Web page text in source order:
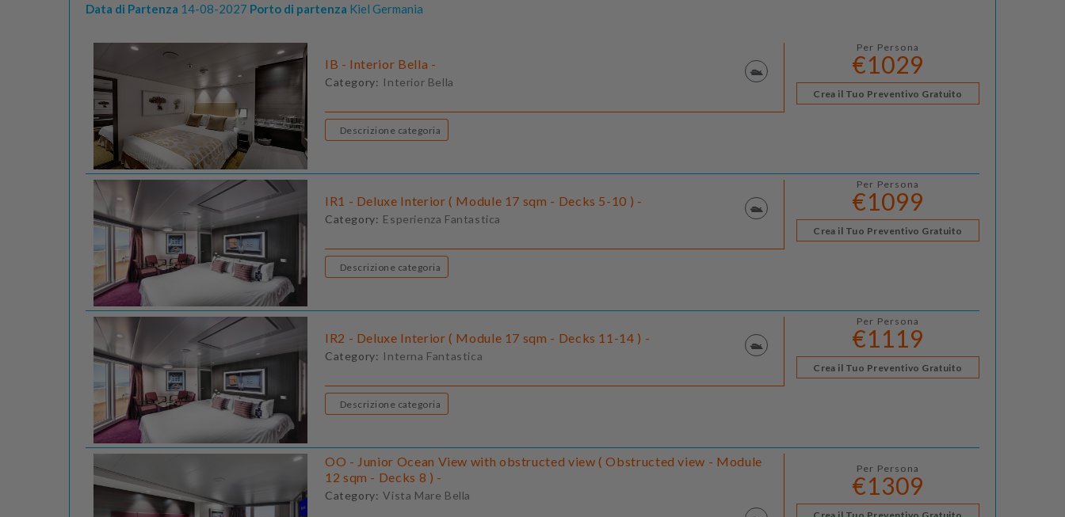
Data di Partenza 14-08-2027 Porto di partenza Kiel Germania
IB - Interior Bella -
Category: Interior Bella
Per Persona
€1029
Crea il Tuo Preventivo Gratuito
Descrizione categoria
IR1 - Deluxe Interior ( Module 17 sqm - Decks 5-10 ) -
Category: Esperienza Fantastica
Per Persona
€1099
Crea il Tuo Preventivo Gratuito
Descrizione categoria
IR2 - Deluxe Interior ( Module 17 sqm - Decks 11-14 ) -
Category: Interna Fantastica
Per Persona
€1119
Crea il Tuo Preventivo Gratuito
Descrizione categoria
OO - Junior Ocean View with obstructed view ( Obstructed view - Module
12 sqm - Decks 8 ) -
Category: Vista Mare Bella
Per Persona
€1309